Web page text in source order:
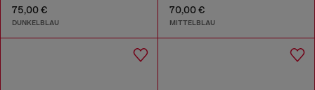
75,00 €
DUNKELBLAU
70,00 €
MITTELBLAU